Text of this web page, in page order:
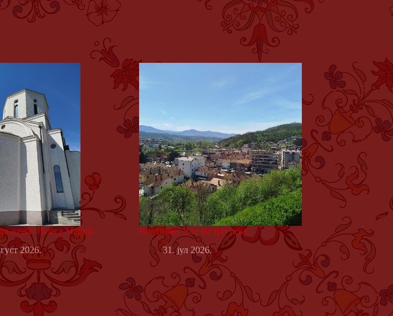
жена – Блага Марија
2026.
Владичин Хан на три реке
31. јул 2026.